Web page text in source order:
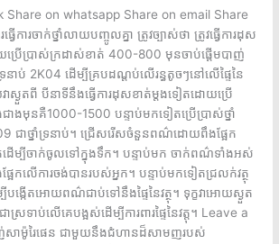
Share on whatsapp Share on email Share
ើការចាក់ថ្នាំលាយបញ្ចូលគ្នា ត្រូវច្បាស់ថា ត្រូវធ្វើការដុស
ប្រើប្រាស់ក្រដាស់ខាត់ 400-800 មុនចាប់ផ្តើមបាញ់
រនាប់ 2K04 ដើម្បីគ្របដណ្តប់លើរន្ធតូចៗនៅលើផ្ទៃនៃ
ាស្ងួតពី បីនាទីនឹងធ្វើការដុសខាត់ម្តងទៀតដោយប្រើ
ងមុនគឺ1000-1500 បន្ទាប់មកទៀតប្រើប្រាស់ថ្នាំ
ជាថ្នាំទ្រនាប់។ ជ្រើសរើសចំនួនពណ៌ដោយពឹងផ្អែក
កដើម្បីចាក់ចូលទៅក្នុងទឹក។ បន្ទាប់មក ចាក់ពណ៌ទាំងអស់
កលើការចង់បានរបស់អ្នក។ បន្ទាប់មកទៀតជ្រលក់វត្ថុ
បង្កើតអោយពណ៌ជាប់ទៅនឹងផ្ទៃនៃវត្ថុ។ ទុក្ខវាអោយស្ងួត
រទាប់លើគេបង្អស់ដើម្បីការពារផ្ទៃនៃវត្តុ។ Leave a
ញ់សាម៉ូរៃផេន ជាមួយនឹងជំហានដ៏សាមញរបស់